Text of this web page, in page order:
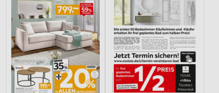
Nicht-IAB-Verarbeitungszwecke:
Notwendig
Performance
Funktional
Werbung